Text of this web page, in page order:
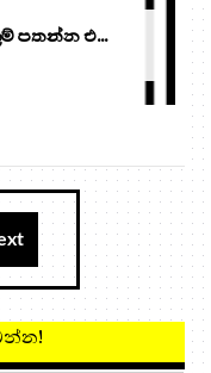
පතන්න එ...
මෙතැන ඔබන්න!